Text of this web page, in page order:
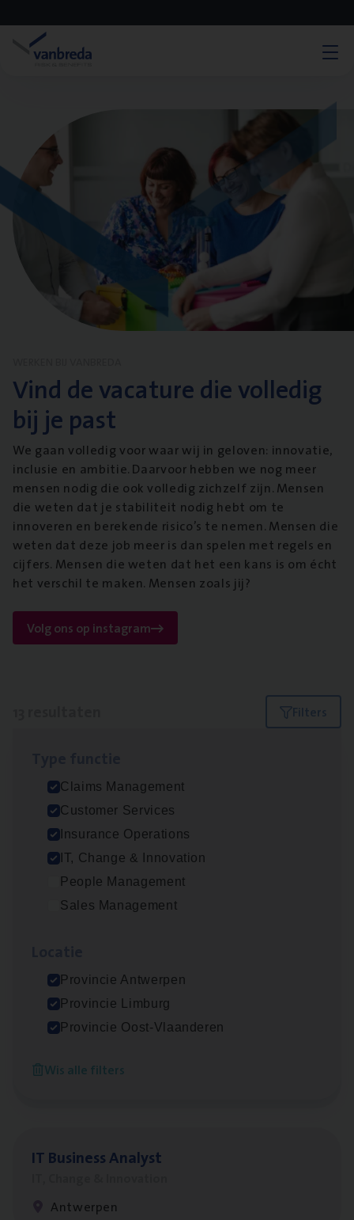
Vind de vacature die volledig
bij je past
We gaan volledig voor waar wij in geloven: innovatie,
inclusie en ambitie. Daarvoor hebben we nog meer
mensen nodig die ook volledig zichzelf zijn. Mensen
die weten dat je stabiliteit nodig hebt om te
innoveren en berekende risico’s te nemen. Mensen die
weten dat deze job meer is dan spelen met regels en
cijfers. Mensen die weten dat het een kans is om écht
het verschil te maken. Mensen zoals jij?
Volg ons op instagram
Filters
Claims Management
Customer Services
Insurance Operations
IT, Change & Innovation
People Management
Sales Management
Provincie Antwerpen
Provincie Limburg
Provincie Oost-Vlaanderen
Wis alle filters
Test Ana­lyst
IT, Change & Innovation
Antwerpen
Scha­de­be­heer­der verzekeringen
Scha­de Expert Fleet
Antwerpen
ITBusi­ness Analyst
Antwerpen